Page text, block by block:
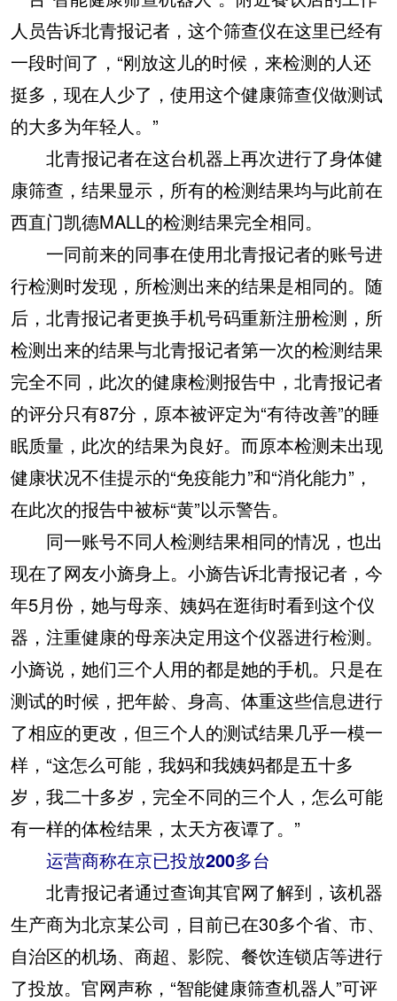
人员告诉北青报记者，这个筛查仪在这里已经有
一段时间了，“刚放这儿的时候，来检测的人还
挺多，现在人少了，使用这个健康筛查仪做测试
的大多为年轻人。”
北青报记者在这台机器上再次进行了身体健
康筛查，结果显示，所有的检测结果均与此前在
西直门凯德MALL的检测结果完全相同。
一同前来的同事在使用北青报记者的账号进
行检测时发现，所检测出来的结果是相同的。随
后，北青报记者更换手机号码重新注册检测，所
检测出来的结果与北青报记者第一次的检测结果
完全不同，此次的健康检测报告中，北青报记者
的评分只有87分，原本被评定为“有待改善”的睡
眠质量，此次的结果为良好。而原本检测未出现
健康状况不佳提示的“免疫能力”和“消化能力”，
在此次的报告中被标“黄”以示警告。
同一账号不同人检测结果相同的情况，也出
现在了网友小旖身上。小旖告诉北青报记者，今
年5月份，她与母亲、姨妈在逛街时看到这个仪
器，注重健康的母亲决定用这个仪器进行检测。
小旖说，她们三个人用的都是她的手机。只是在
测试的时候，把年龄、身高、体重这些信息进行
了相应的更改，但三个人的测试结果几乎一模一
样，“这怎么可能，我妈和我姨妈都是五十多
岁，我二十多岁，完全不同的三个人，怎么可能
有一样的体检结果，太天方夜谭了。”
运营商称在京已投放200多台
北青报记者通过查询其官网了解到，该机器
生产商为北京某公司，目前已在30多个省、市、
自治区的机场、商超、影院、餐饮连锁店等进行
了投放。官网声称，“智能健康筛查机器人”可评